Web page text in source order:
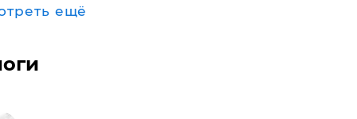
ещё